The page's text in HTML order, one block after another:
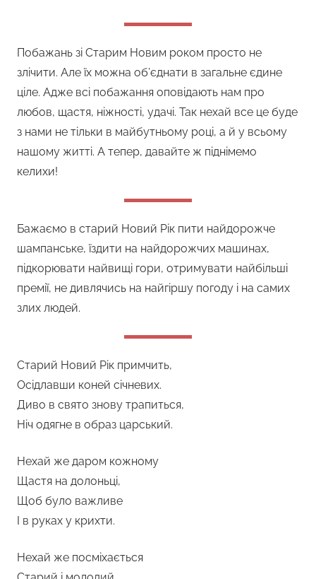
Побажань зі Старим Новим роком просто не
злічити. Але їх можна об’єднати в загальне єдине
ціле. Адже всі побажання оповідають нам про
любов, щастя, ніжності, удачі. Так нехай все це буде
з нами не тільки в майбутньому році, а й у всьому
нашому житті. А тепер, давайте ж піднімемо
келихи!
Бажаємо в старий Новий Рік пити найдорожче
шампанське, їздити на найдорожчих машинах,
підкорювати найвищі гори, отримувати найбільші
премії, не дивлячись на найгіршу погоду і на самих
злих людей.
Старий Новий Рік примчить,
Осідлавши коней січневих.
Диво в свято знову трапиться,
Ніч одягне в образ царський.
Нехай же даром кожному
Щастя на долоньці,
Щоб було важливе
І в руках у крихти.
Нехай же посміхається